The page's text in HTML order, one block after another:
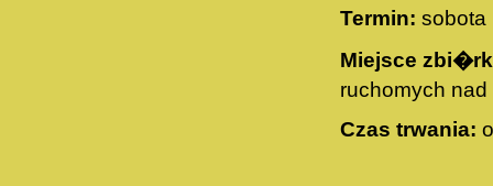
Termin: sobota
Miejsce
ruchomych
Czas trwania: